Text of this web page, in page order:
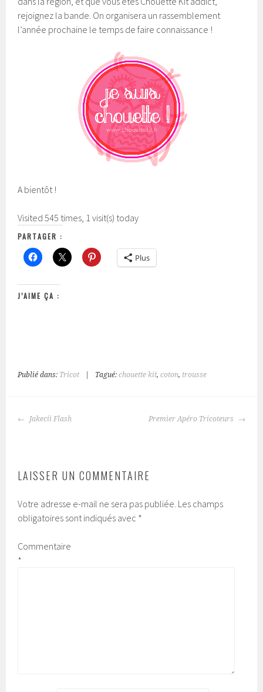
rejoignez la bande. On organisera un rassemblement
l’année prochaine le temps de faire connaissance !
A bientôt !
Visited 545 times, 1 visit(s) today
PARTAGER :
Plus
J’AIME ÇA :
Publié dans: Tricot Tagué:chouette kit,coton, trousse
NAVIGATION
Jakecii Flash Premier Apéro Tricoteurs
LAISSER UN COMMENTAIRE
Votre adresse e-mail ne sera pas publiée. Les champs
obligatoires sont indiqués avec *
Commentaire
*